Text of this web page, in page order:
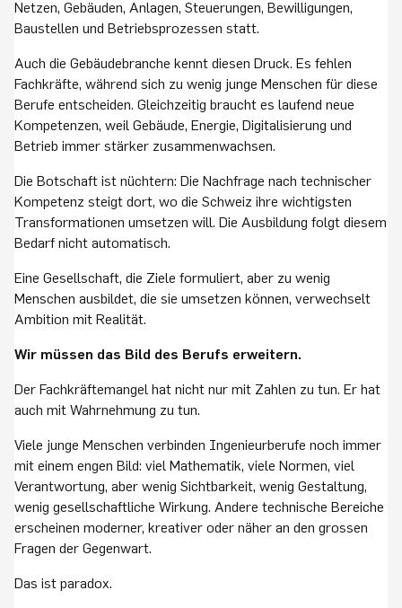
Netzen, Gebäuden, Anlagen, Steuerungen, Bewilligungen,
Baustellen und Betriebsprozessen statt.
Auch die Gebäudebranche kennt diesen Druck. Es fehlen
Fachkräfte, während sich zu wenig junge Menschen für diese
Berufe entscheiden. Gleichzeitig braucht es laufend neue
Kompetenzen, weil Gebäude, Energie, Digitalisierung und
Betrieb immer stärker zusammenwachsen.
Die Botschaft ist nüchtern: Die Nachfrage nach technischer
Kompetenz steigt dort, wo die Schweiz ihre wichtigsten
Transformationen umsetzen will. Die Ausbildung folgt diesem
Bedarf nicht automatisch.
Eine Gesellschaft, die Ziele formuliert, aber zu wenig
Menschen ausbildet, die sie umsetzen können, verwechselt
Ambition mit Realität.
Wir müssen das Bild des Berufs erweitern.
Der Fachkräftemangel hat nicht nur mit Zahlen zu tun. Er hat
auch mit Wahrnehmung zu tun.
Viele junge Menschen verbinden Ingenieurberufe noch immer
mit einem engen Bild: viel Mathematik, viele Normen, viel
Verantwortung, aber wenig Sichtbarkeit, wenig Gestaltung,
wenig gesellschaftliche Wirkung. Andere technische Bereiche
erscheinen moderner, kreativer oder näher an den grossen
Fragen der Gegenwart.
Das ist paradox.